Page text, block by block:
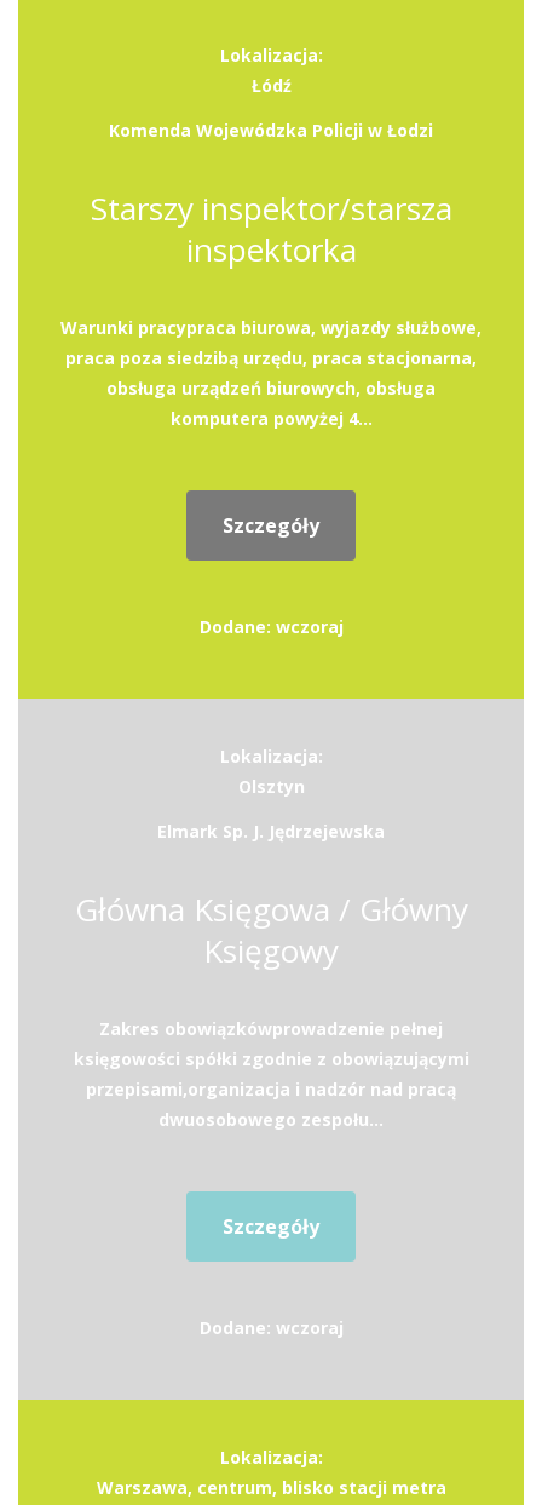
Lokalizacja:
Łódź
Komenda Wojewódzka Policji w Łodzi
Starszy inspektor/starsza
inspektorka
Warunki pracypraca biurowa, wyjazdy służbowe,
praca poza siedzibą urzędu, praca stacjonarna,
obsługa urządzeń biurowych, obsługa
komputera powyżej 4...
Szczegóły
Dodane: wczoraj
Lokalizacja:
Olsztyn
Elmark Sp. J. Jędrzejewska
Główna Księgowa / Główny
Księgowy
Zakres obowiązkówprowadzenie pełnej
księgowości spółki zgodnie z obowiązującymi
przepisami,organizacja i nadzór nad pracą
dwuosobowego zespołu...
Szczegóły
Dodane: wczoraj
Lokalizacja:
Warszawa, centrum, blisko stacji metra